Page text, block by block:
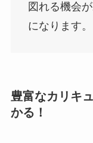
図れる機会
になります。
豊富なカリキ
かる！